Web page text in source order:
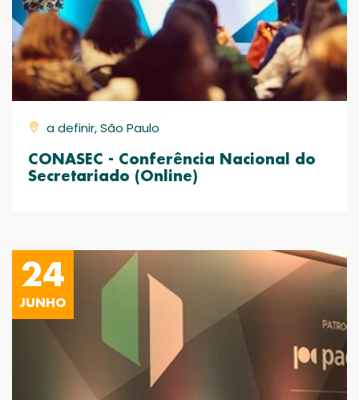
a definir, São Paulo
CONASEC - Conferência Nacional do
Secretariado (Online)
24
JUNHO